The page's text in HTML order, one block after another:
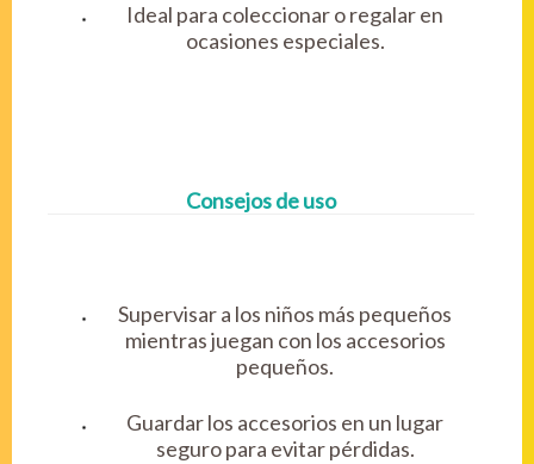
Ideal para coleccionar o regalar en
ocasiones especiales.
Consejos de uso
Supervisar a los niños más pequeños
mientras juegan con los accesorios
pequeños.
Guardar los accesorios en un lugar
seguro para evitar pérdidas.